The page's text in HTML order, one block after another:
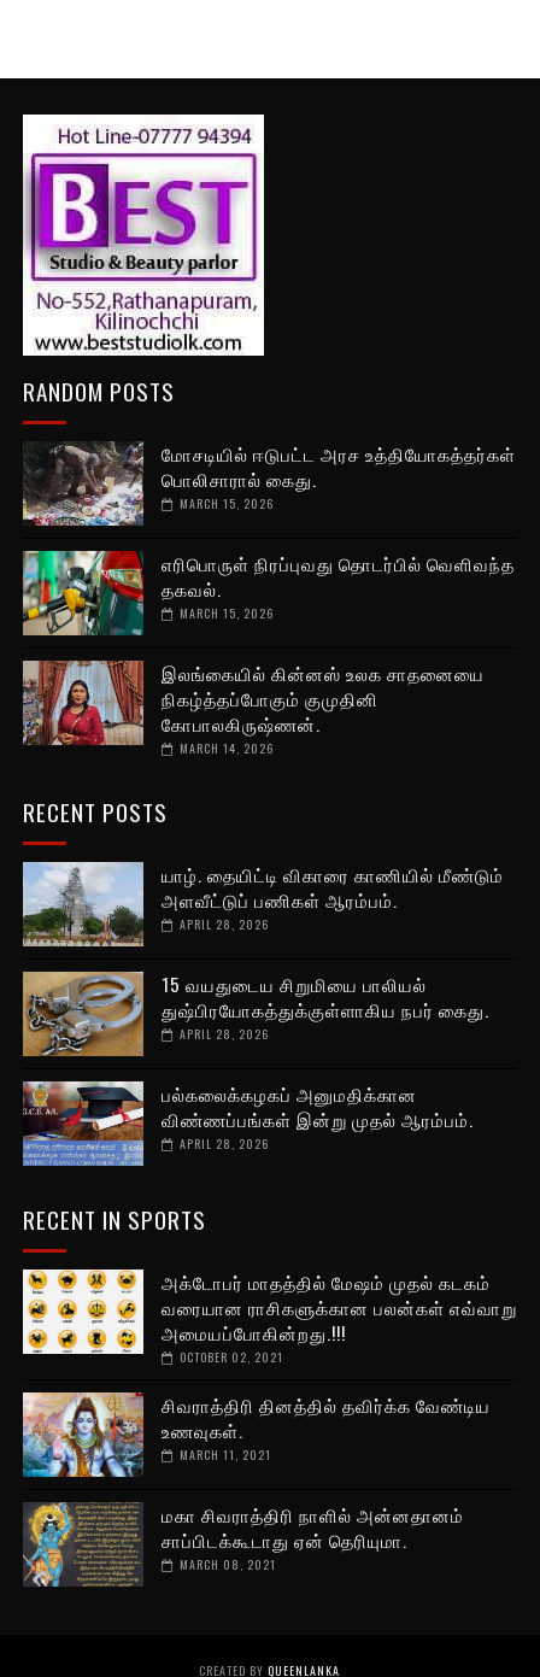
RANDOM POSTS
மோசடியில் ஈடுபட்ட அரச உத்தியோகத்தர்கள்
பொலிசாரால் கைது.
MARCH 15, 2026
எரிபொருள் நிரப்புவது தொடர்பில் வெளிவந்த
தகவல்.
MARCH 15, 2026
இலங்கையில் கின்னஸ் உலக சாதனையை
நிகழ்த்தப்போகும் குமுதினி
கோபாலகிருஷ்ணன்.
MARCH 14, 2026
RECENT POSTS
யாழ். தையிட்டி விகாரை காணியில் மீண்டும்
அளவீட்டுப் பணிகள் ஆரம்பம்.
APRIL 28, 2026
15 வயதுடைய சிறுமியை பாலியல்
துஷ்பிரயோகத்துக்குள்ளாகிய நபர் கைது.
APRIL 28, 2026
பல்கலைக்கழகப் அனுமதிக்கான
விண்ணப்பங்கள் இன்று முதல் ஆரம்பம்.
APRIL 28, 2026
RECENT IN SPORTS
அக்டோபர் மாதத்தில் மேஷம் முதல் கடகம்
வரையான ராசிகளுக்கான பலன்கள் எவ்வாறு
அமையப்போகின்றது.!!!
OCTOBER 02, 2021
சிவராத்திரி தினத்தில் தவிர்க்க வேண்டிய
உணவுகள்.
MARCH 11, 2021
மகா சிவராத்திரி நாளில் அன்னதானம்
சாப்பிடக்கூடாது ஏன் தெரியுமா.
MARCH 08, 2021
CREATED BYQUEENLANKA